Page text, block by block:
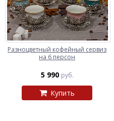
Разноцветный кофейный сервиз
на 6 персон
5 990 руб.
Купить